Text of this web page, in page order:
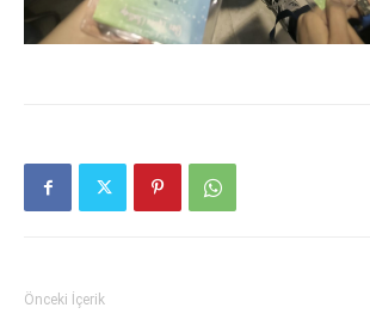
Önceki İçerik